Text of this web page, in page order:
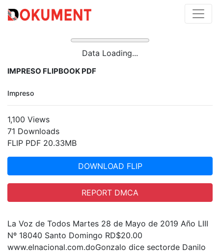
Data Loading...
IMPRESO FLIPBOOK PDF
Impreso
1,100 Views
71 Downloads
FLIP PDF 20.33MB
DOWNLOAD FLIP
REPORT DMCA
La Voz de Todos Martes 28 de Mayo de 2019 Año LIII
Nº 18040 Santo Domingo RD$20.00
www.elnacional.com.doGonzalo dice sectorde Danilo